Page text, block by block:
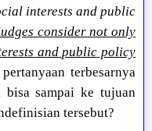
interests and public
consider not only
and public policy
terbesarnya
bisa sampai ke tujuan
tersebut?